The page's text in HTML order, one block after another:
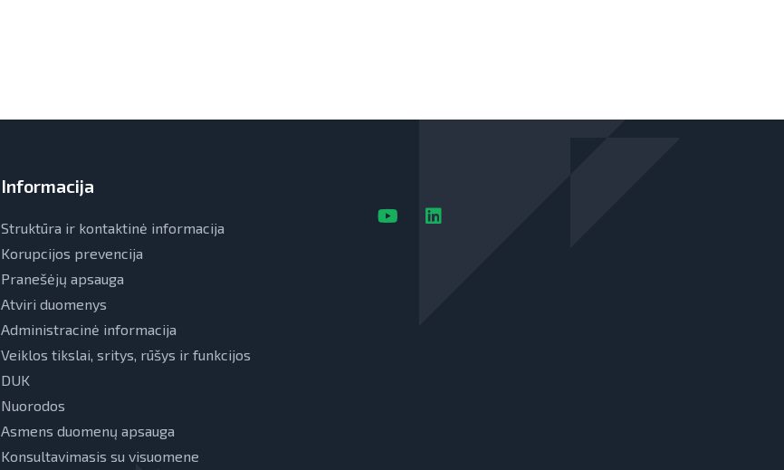
Informacija
Struktūra ir kontaktinė informacija
Korupcijos prevencija
Pranešėjų apsauga
Atviri duomenys
Administracinė informacija
Veiklos tikslai, sritys, rūšys ir funkcijos
DUK
Nuorodos
Asmens duomenų apsauga
Konsultavimasis su visuomene